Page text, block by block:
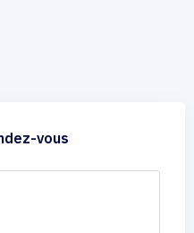
vous